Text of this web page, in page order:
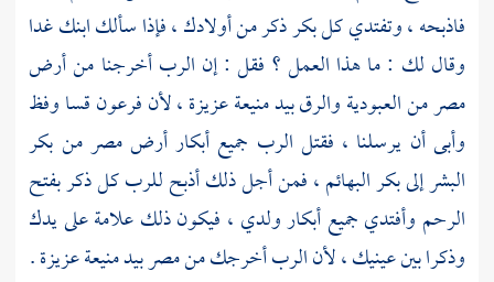
فاذبحه ، وتفتدي كل بكر ذكر من أولادك ، فإذا سألك ابنك غدا
وقال لك : ما هذا العمل ؟ فقل : إن الرب أخرجنا من أرض
مصرمن العبودية والرق بيد منيعة عزيزة ، لأنفرعونقسا وفظ
وأبى أن يرسلنا ، فقتل الرب جميع أبكار أرضمصرمن بكر
البشر إلى بكر البهائم ، فمن أجل ذلك أذبح للرب كل ذكر بفتح
الرحم وأفتدي جميع أبكار ولدي ، فيكون ذلك علامة على يدك
وذكرا بين عينيك ، لأن الرب أخرجك منمصربيد منيعة عزيزة .